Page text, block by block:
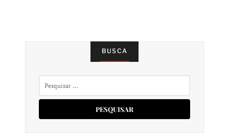
BUSCA